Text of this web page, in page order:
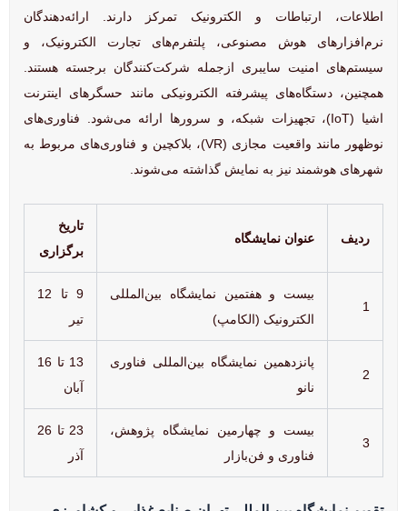
اطلاعات، ارتباطات و الکترونیک تمرکز دارند. ارائه‌دهندگان
نرم‌افزارهای هوش مصنوعی، پلتفرم‌های تجارت الکترونیک، و
سیستم‌های امنیت سایبری ازجمله شرکت‌کنندگان برجسته هستند.
همچنین، دستگاه‌های پیشرفته الکترونیکی مانند حسگرهای اینترنت
اشیا (IoT)، تجهیزات شبکه، و سرورها ارائه می‌شود. فناوری‌های
نوظهور مانند واقعیت مجازی (VR)، بلاکچین و فناوری‌های مربوط به
شهرهای هوشمند نیز به نمایش گذاشته می‌شوند.
ردیف عنوان نمایشگاه
تاریخ
برگزاری
1
بیست و هفتمین نمایشگاه بین‌المللی
الکترونیک (الکامپ)
9 تا 12
تیر
2
پانزدهمین نمایشگاه بین‌المللی فناوری
نانو
13 تا 16
آبان
3
بیست و چهارمین نمایشگاه پژوهش،
فناوری و فن‌بازار
23 تا 26
آذر